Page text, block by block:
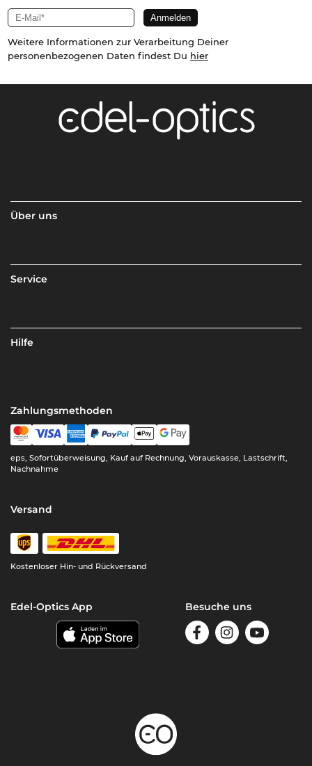
Weitere Informationen zur Verarbeitung Deiner
personenbezogenen Daten findest Du hier
Über uns
Service
Hilfe
Zahlungsmethoden
eps, Sofortüberweisung, Kauf auf Rechnung, Vorauskasse, Lastschrift,
Nachnahme
Versand
Kostenloser Hin- und Rückversand
Edel-Optics App Besuche uns